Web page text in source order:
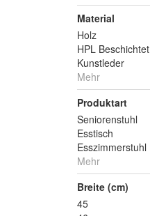
Material
Holz
HPL Beschichtet
Kunstleder
Mehr
Produktart
Seniorenstuhl
Esstisch
Esszimmerstuhl
Mehr
Breite (cm)
45